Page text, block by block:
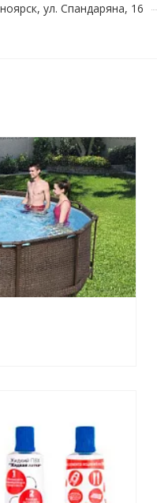
ул. Спандаряна, 16